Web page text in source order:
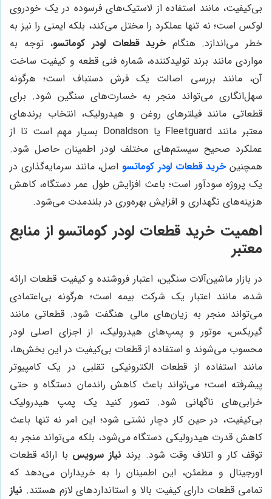
بی‌کیفیت، مانند استفاده از لاستیک‌های فرسوده در یک خودروی
لوکس است؛ نه تنها عملکرد را مختل می‌کند، بلکه ایمنی را نیز به
خطر می‌اندازد. هنگام خرید قطعات لودر کوماتسو، توجه به
مواردی مانند برند تولیدکننده، شماره فنی قطعه و کیفیت ساخت
آن، مانند بررسی اصالت یک فرش دستباف است؛ هرگونه
سهل‌انگاری می‌تواند منجر به خسارت‌های سنگین شود. برای
قطعاتی مانند فیلترهای روغن و هیدرولیک، انتخاب برندهای
معتبر مانند Fleetguard یا Donaldson بسیار مهم است تا از
عملکرد صحیح سیستم‌های مختلف لودر اطمینان حاصل شود.
همچنین خرید قطعات لودر کوماتسو اصل، مانند سرمایه‌گذاری در
یک پروژه سودآور است؛ باعث افزایش طول عمر دستگاه، کاهش
هزینه‌های نگهداری و افزایش بهره‌وری در بلندمدت می‌شود.
اهمیت خرید قطعات لودر کوماتسو از منابع
معتبر
در بازار ماشین‌آلات سنگین، اعتبار فروشنده و کیفیت قطعات ارائه
شده، مانند اعتبار یک شرکت بیمه است؛ هرگونه بی‌اعتمادی
می‌تواند منجر به زیان‌های مالی هنگفت شود. قطعاتی مانند
گیربکس، موتور و پمپ‌های هیدرولیک، از اجزای اصلی لودر
محسوب می‌شوند و استفاده از قطعات بی‌کیفیت در این بخش‌ها،
مانند استفاده از قطعات الکترونیکی تقلبی در یک کامپیوتر
پیشرفته است؛ می‌تواند باعث کاهش راندمان دستگاه و حتی
خرابی‌های ناگهانی شود. تصور کنید یک پمپ هیدرولیک
بی‌کیفیت، در حین کار دچار نشتی شود؛ این امر نه تنها باعث
کاهش قدرت هیدرولیکی دستگاه می‌شود، بلکه می‌تواند منجر به
توقف کار و اتلاف وقت شود. برند نیاز سرویس با ارائه قطعات
اورجینال و مطمئن، این اطمینان را به خریداران می‌دهد که
تمامی قطعات دارای کیفیت بالا و استانداردهای لازم هستند. نیاز